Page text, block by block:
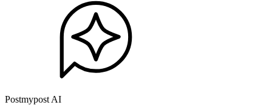
Postmypost AI